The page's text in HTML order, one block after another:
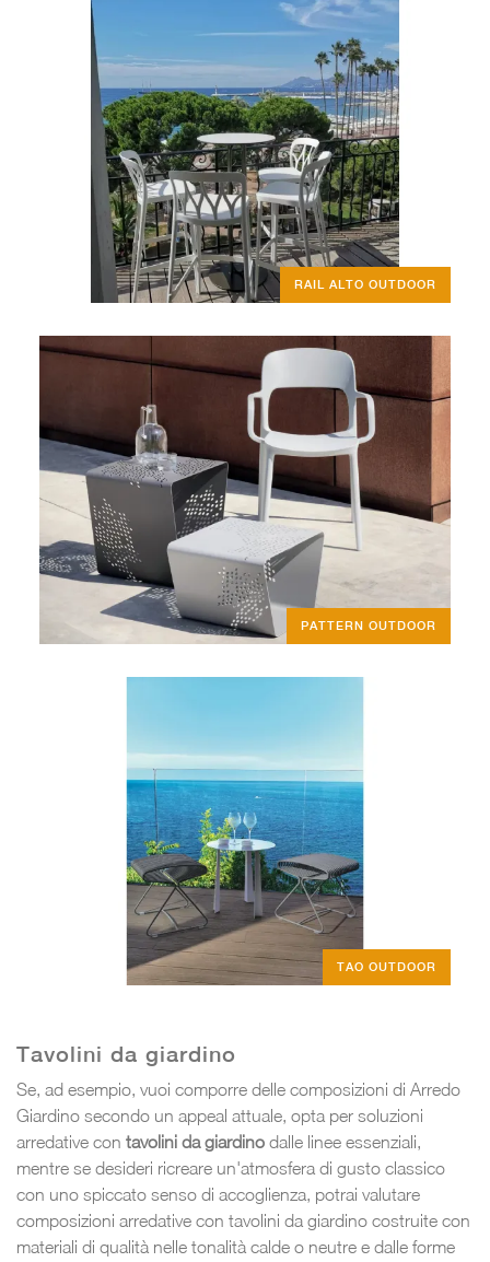
RAIL ALTO OUTDOOR
PATTERN OUTDOOR
TAO OUTDOOR
Tavolini da giardino
Se, ad esempio, vuoi comporre delle composizioni di Arredo
Giardino secondo un appeal attuale, opta per soluzioni
arredative con tavolini da giardino dalle linee essenziali,
mentre se desideri ricreare un'atmosfera di gusto classico
con uno spiccato senso di accoglienza, potrai valutare
composizioni arredative con tavolini da giardino costruite con
materiali di qualità nelle tonalità calde o neutre e dalle forme